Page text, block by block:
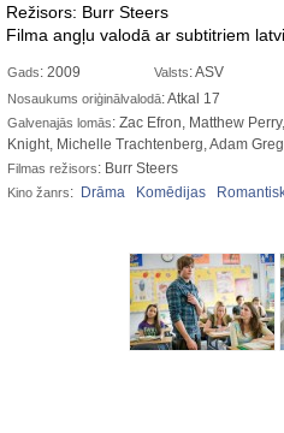
Režisors: Burr Steers
Filma angļu valodā ar subtitriem
Gads: 2009 Valsts: ASV
Nosaukums oriģinālvalodā: Atkal 17
Galvenajās lomās: Zac Efron, Matthew
Knight, Michelle Trachtenberg, Adam
Filmas režisors: Burr Steers
Kino žanrs: Drāma Komēdijas